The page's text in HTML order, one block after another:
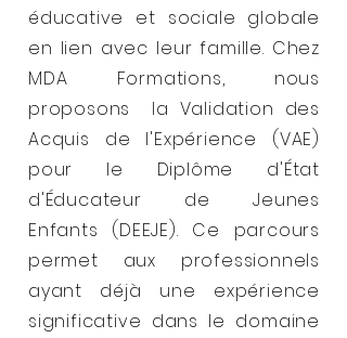
éducative et sociale globale
en lien avec leur famille. Chez
MDA Formations, nous
proposons la Validation des
Acquis de l'Expérience (VAE)
pour le Diplôme d'État
d'Éducateur de Jeunes
Enfants (DEEJE). Ce parcours
permet aux professionnels
ayant déjà une expérience
significative dans le domaine